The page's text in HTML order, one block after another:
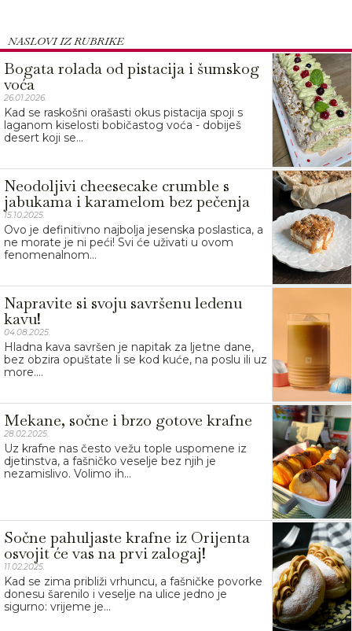
NASLOVI IZ RUBRIKE
Bogata rolada od pistacija i šumskog
voća
26.01.2026.
Kad se raskošni orašasti okus pistacija spoji s
laganom kiselosti bobičastog voća - dobiješ
desert koji se...
Neodoljivi cheesecake crumble s
jabukama i karamelom bez pečenja
15.10.2025.
Ovo je definitivno najbolja jesenska poslastica, a
ne morate je ni peći! Svi će uživati u ovom
fenomenalnom...
Napravite si svoju savršenu ledenu
kavu!
04.08.2025.
Hladna kava savršen je napitak za ljetne dane,
bez obzira opuštate li se kod kuće, na poslu ili uz
more....
Mekane, sočne i brzo gotove krafne
28.02.2025.
Uz krafne nas često vežu tople uspomene iz
djetinstva, a fašničko veselje bez njih je
nezamislivo. Volimo ih...
Sočne pahuljaste krafne iz Orijenta
osvojit će vas na prvi zalogaj!
11.02.2025.
Kad se zima približi vrhuncu, a fašničke povorke
donesu šarenilo i veselje na ulice jedno je
sigurno: vrijeme je...